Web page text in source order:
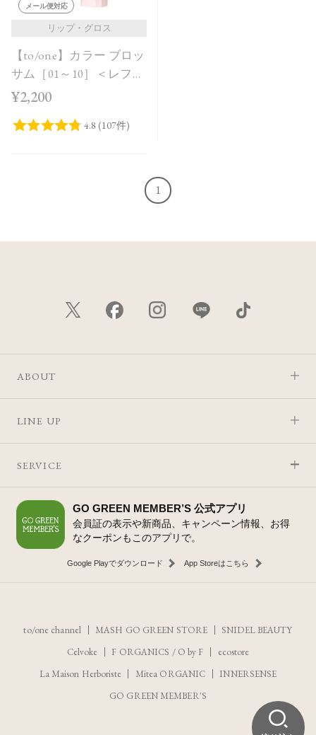
メール便対応
リップ・グロス
【to/one】カラー ブロッ
サム［01～10］＜レフィ
ル＞
¥2,200
1
ABOUT
LINE UP
SERVICE
GO GREEN MEMBER’S 公式アプリ
会員証の表示や新商品、キャンペーン情報、お得
なクーポンもこのアプリで。
Google Playでダウンロード App Storeはこちら
to/one channel MASH GO GREEN STORE
SNIDEL BEAUTY
Celvoke
F ORGANICS / O by F
ecostore
La Maison Herboriste
Mitea ORGANIC
INNERSENSE
GO GREEN MEMBER'S